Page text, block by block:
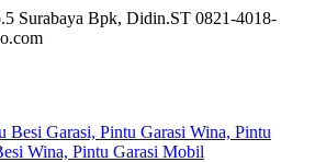
Surabaya Bpk, Didin.ST 0821-4018-